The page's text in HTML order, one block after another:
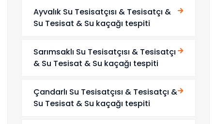
Ayvalık Su Tesisatçısı & Tesisatçı &
Su Tesisat & Su kaçağı tespiti
Sarımsaklı Su Tesisatçısı & Tesisatçı
& Su Tesisat & Su kaçağı tespiti
Çandarlı Su Tesisatçısı & Tesisatçı &
Su Tesisat & Su kaçağı tespiti